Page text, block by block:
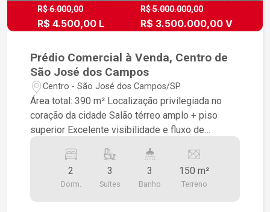
R$ 6.000,00
R$ 4.500,00 L
R$ 5.000.000,00
R$ 3.500.000,00 V
Prédio Comercial à Venda, Centro de
São José dos Campos
Centro - São José dos Campos/SP
Área total: 390 m² Localização privilegiada no
coração da cidade Salão térreo amplo + piso
superior Excelente visibilidade e fluxo de
escritórios.
2
Dorm.
3
Suítes
3
Banho
150 m²
Terreno